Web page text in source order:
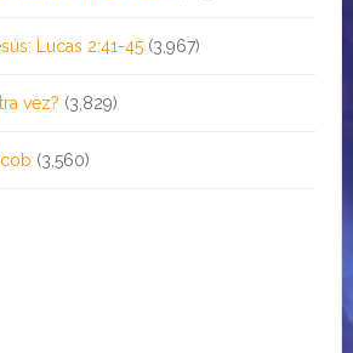
Lucas 2:41-45 (3,967)
vez? (3,829)
(3,560)